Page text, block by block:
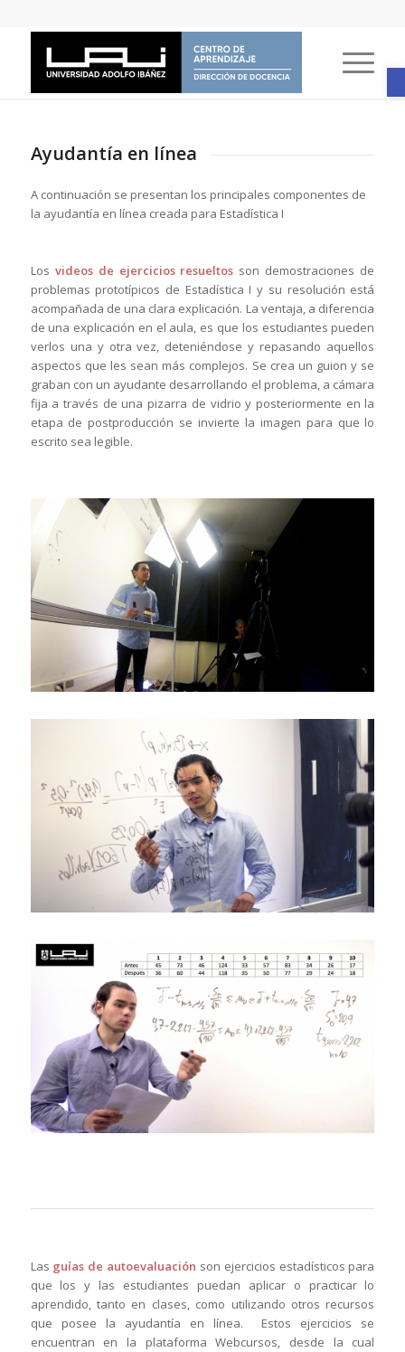
Ayudantía en línea
A continuación se presentan los principales componentes de
la ayudantía en línea creada para Estadística I
Los videos de ejercicios resueltos son demostraciones de
problemas prototípicos de Estadística I y su resolución está
acompañada de una clara explicación. La ventaja, a diferencia
de una explicación en el aula, es que los estudiantes pueden
verlos una y otra vez, deteniéndose y repasando aquellos
aspectos que les sean más complejos. Se crea un guion y se
graban con un ayudante desarrollando el problema, a cámara
fija a través de una pizarra de vidrio y posteriormente en la
etapa de postproducción se invierte la imagen para que lo
escrito sea legible.
Las guías de autoevaluación son ejercicios estadísticos para
que los y las estudiantes puedan aplicar o practicar lo
aprendido, tanto en clases, como utilizando otros recursos
que posee la ayudantía en línea.
Estos ejercicios se
encuentran en la plataforma Webcursos, desde la cual